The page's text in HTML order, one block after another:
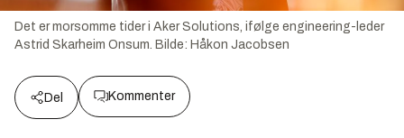
Det er morsomme tider i Aker Solutions, ifølge engineering-leder
Astrid Skarheim Onsum. Bilde: Håkon Jacobsen
Del Kommenter